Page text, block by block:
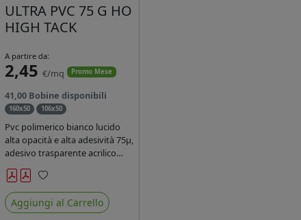
ULTRA PVC 75 G HO
HIGH TACK
A partire da:
2,45 €/mq Promo Mese
41,00 Bobine disponibili
160x50 106x50
Pvc polimerico bianco lucido
alta opacità e alta adesività 75µ,
adesivo trasparente acrilico
hotmelt permanente, durata 5-
7 anni, liner 140gr PE su
entrambi lati. Prestazioni di alto
livello. Dotato di certificato
Preferiti
Aggiungi al Carrello